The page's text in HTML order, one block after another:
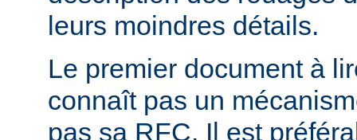
leurs moindres détails.
Le premier document à
connaît pas un
pas sa RFC. Il est